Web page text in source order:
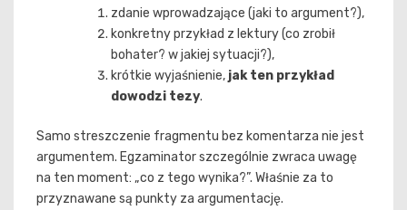
zdanie wprowadzające (jaki to argument?),
konkretny przykład z lektury (co zrobił
bohater? w jakiej sytuacji?),
krótkie wyjaśnienie, jak ten przykład
dowodzi tezy.
Samo streszczenie fragmentu bez komentarza nie jest
argumentem. Egzaminator szczególnie zwraca uwagę
na ten moment: „co z tego wynika?”. Właśnie za to
przyznawane są punkty za argumentację.